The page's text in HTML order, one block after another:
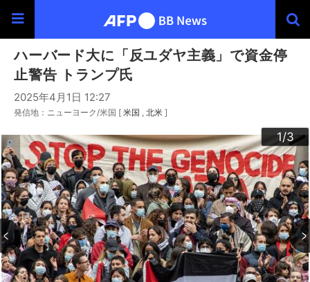
ハーバード大に「反ユダヤ主義」で資金停
止警告 トランプ氏
2025年4月1日 12:27
発信地：ニューヨーク/米国 [ 米国 北米 ]
1/3
2/3
3/3